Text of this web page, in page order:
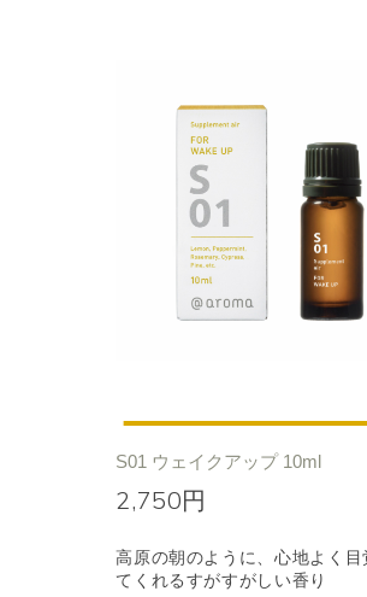
S01 ウェイクアップ 10ml
2,750円
高原の朝のように、心地よく目
てくれるすがすがしい香り